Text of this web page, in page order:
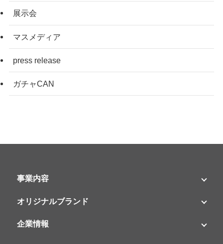
展示会
マスメディア
press release
ガチャCAN
事業内容
オリジナルブランド
企業情報